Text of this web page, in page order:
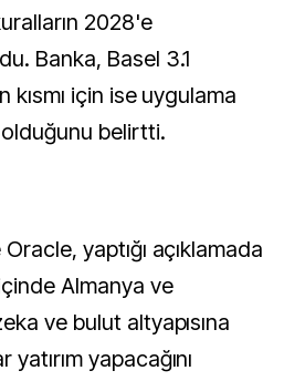
2028'e
Banka, Basel 3.1
kısmı için ise uygulama
belirtti.
yaptığı açıklamada
Almanya ve
ve bulut altyapısına
yapacağını